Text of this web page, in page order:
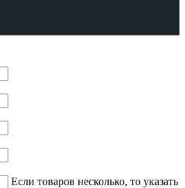
Если товаров несколько, то указать